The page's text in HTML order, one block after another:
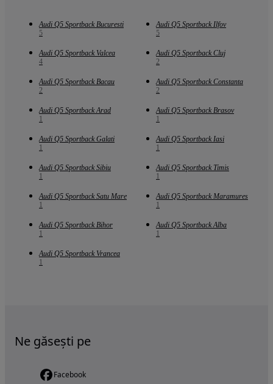
Audi Q5 Sportback Bucuresti
5
Audi Q5 Sportback Ilfov
5
Audi Q5 Sportback Valcea
4
Audi Q5 Sportback Cluj
2
Audi Q5 Sportback Bacau
2
Audi Q5 Sportback Constanta
2
Audi Q5 Sportback Arad
1
Audi Q5 Sportback Brasov
1
Audi Q5 Sportback Galati
1
Audi Q5 Sportback Iasi
1
Audi Q5 Sportback Sibiu
1
Audi Q5 Sportback Timis
1
Audi Q5 Sportback Satu Mare
1
Audi Q5 Sportback Maramures
1
Audi Q5 Sportback Bihor
1
Audi Q5 Sportback Alba
1
Audi Q5 Sportback Vrancea
1
Ne găsești pe
Facebook